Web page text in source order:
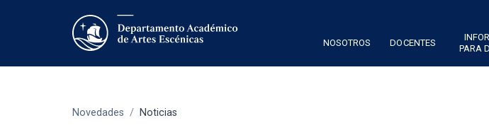
NOSOTROS DOCENTES
PARA
Novedades / Noticias